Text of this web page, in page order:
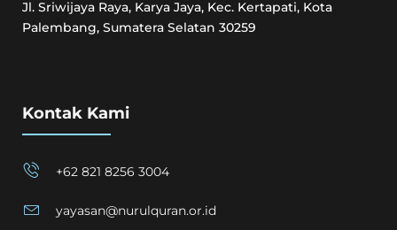
Jl. Sriwijaya Raya, Karya Jaya, Kec. Kertapati, Kota
Palembang, Sumatera Selatan 30259
Kontak Kami
+62 821 8256 3004
yayasan@nurulquran.or.id